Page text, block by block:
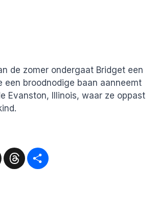
de zomer ondergaat Bridget een
een broodnodige baan aanneemt
Evanston, Illinois, waar ze oppast
X Threads